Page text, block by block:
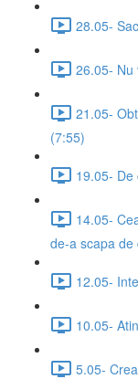
28.05-
26.05- Nu
21.05-
(7:55)
19.05- De
14.05-
de-a scapa
12.05-
10.05-
5.05-